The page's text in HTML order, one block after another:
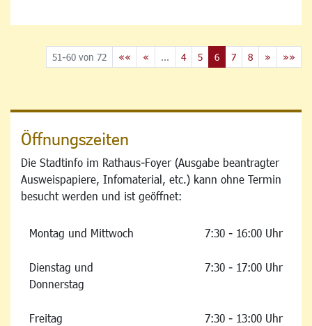
51-60 von 72 «« « ... 4 5 6 7 8 » »»
Öffnungszeiten
Die Stadtinfo im Rathaus-Foyer (Ausgabe beantragter
Ausweispapiere, Infomaterial, etc.) kann ohne Termin
besucht werden und ist geöffnet:
Montag und Mittwoch 7:30 - 16:00 Uhr
Dienstag und
Donnerstag
7:30 - 17:00 Uhr
Freitag 7:30 - 13:00 Uhr